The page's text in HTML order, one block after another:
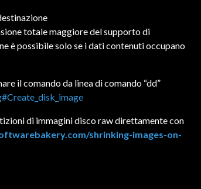
totale maggiore del supporto di
è possibile solo se i dati contenuti occupano
il comando da linea di comando “dd”
di immagini disco raw direttamente con
shrinking-images-on-